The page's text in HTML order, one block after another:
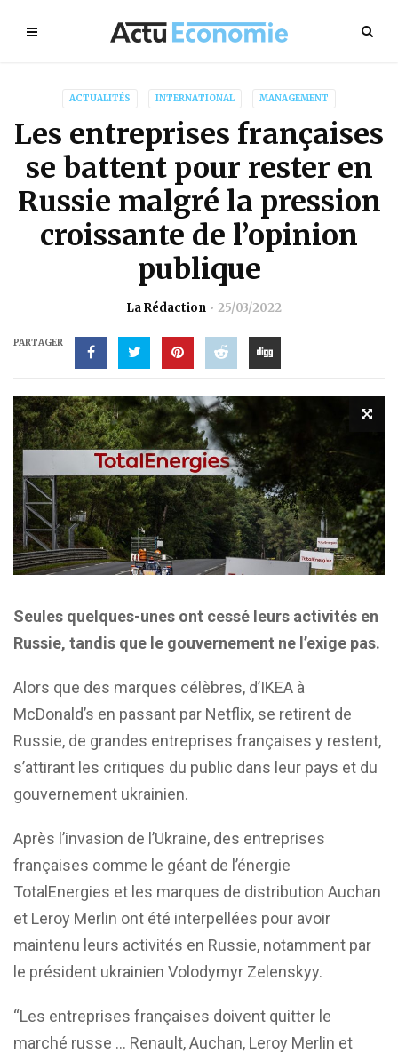
ACTUALITÉS INTERNATIONAL MANAGEMENT
Les entreprises françaises
se battent pour rester en
Russie malgré la pression
croissante de l’opinion
publique
La Rédaction 25/03/2022
PARTAGER
Seules quelques-unes ont cessé leurs activités en
Russie, tandis que le gouvernement ne l’exige pas.
Alors que des marques célèbres, d’IKEA à
McDonald’s en passant par Netflix, se retirent de
Russie, de grandes entreprises françaises y restent,
s’attirant les critiques du public dans leur pays et du
gouvernement ukrainien.
Après l’invasion de l’Ukraine, des entreprises
françaises comme le géant de l’énergie
TotalEnergies et les marques de distribution Auchan
et Leroy Merlin ont été interpellées pour avoir
maintenu leurs activités en Russie, notamment par
le président ukrainien Volodymyr Zelenskyy.
“Les entreprises françaises doivent quitter le
marché russe … Renault, Auchan, Leroy Merlin et